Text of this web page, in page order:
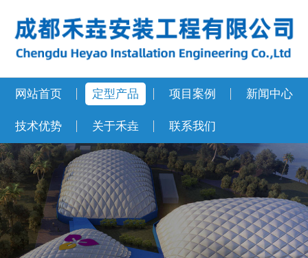
网站首页 定型产品 项目案例 新闻中心
技术优势 关于禾垚 联系我们